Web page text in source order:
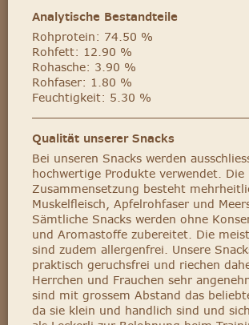
Analytische Bestandteile
Rohprotein: 74.50 %
Rohfett: 12.90 %
Rohasche: 3.90 %
Rohfaser: 1.80 %
Feuchtigkeit: 5.30 %
Qualität unserer Snacks
Bei unseren Snacks werden
hochwertige Produkte verwendet. Die
Zusammensetzung besteht
Muskelfleisch, Apfelrohfaser und
Sämtliche Snacks werden ohne
und Aromastoffe zubereitet. Die
sind zudem allergenfrei. Unsere
praktisch geruchsfrei und riechen
Herrchen und Frauchen sehr
sind mit grossem Abstand das
da sie klein und handlich sind und